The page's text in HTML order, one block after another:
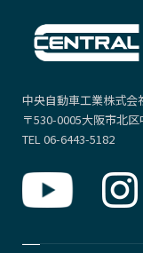
中央自動車工業株式会
〒530-0005大阪市北
TEL 06-6443-5182